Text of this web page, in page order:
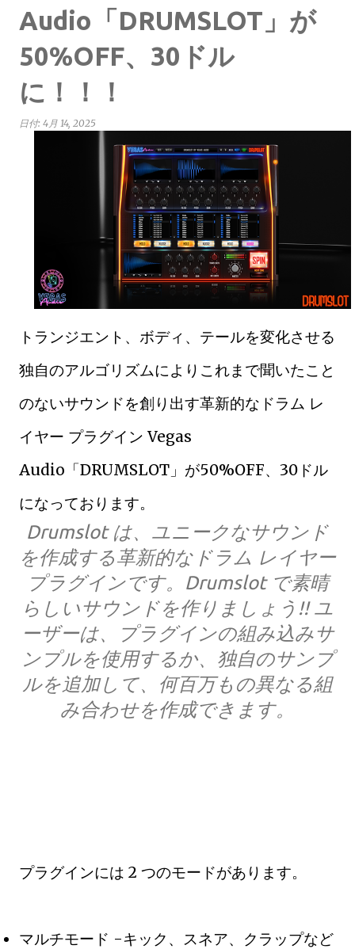
Audio「DRUMSLOT」が
50%OFF、30ドル
に！！！
日付: 4月 14, 2025
トランジエント、ボディ、テールを変化させる
独自のアルゴリズムによりこれまで聞いたこと
のないサウンドを創り出す革新的なドラム レ
イヤー プラグイン Vegas
Audio「DRUMSLOT」が50%OFF、30ドル
になっております。
Drumslot は、ユニークなサウンド
を作成する革新的なドラム レイヤー
プラグインです。Drumslot で素晴
らしいサウンドを作りましょう!! ユ
ーザーは、プラグインの組み込みサ
ンプルを使用するか、独自のサンプ
ルを追加して、何百万もの異なる組
み合わせを作成できます。
プラグインには 2 つのモードがあります。
マルチモード -キック、スネア、クラップなど